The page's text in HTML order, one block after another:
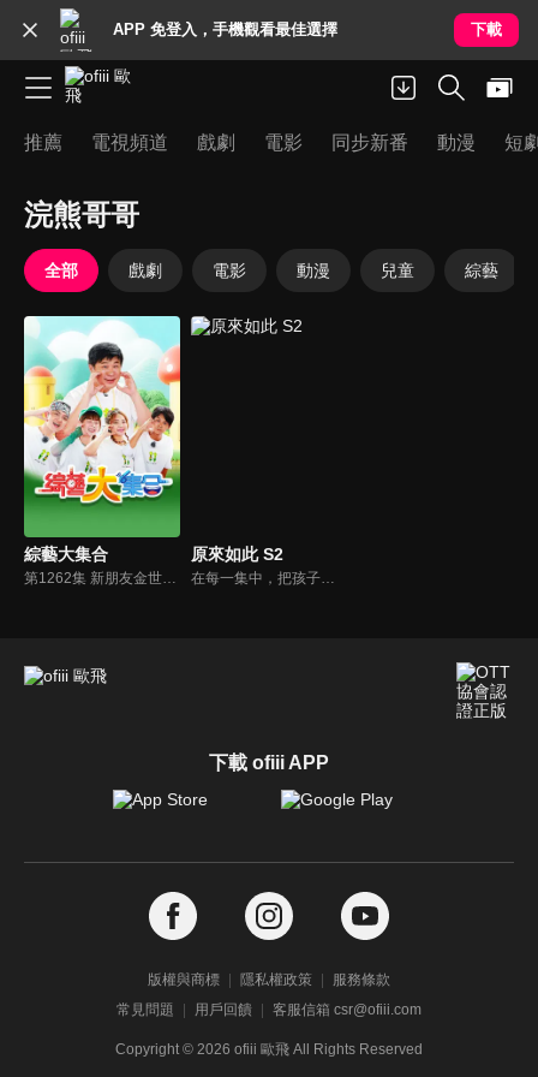
APP 免登入，手機觀看最佳選擇 下載
推薦 電視頻道 戲劇 電影 同步新番 動漫 短
浣熊哥哥
全部 戲劇 電影 動漫 兒童 綜藝
綜藝大集合
第1262集 新朋友金世星來啦！籃籃怎麼會有不認識的啦啦隊?！郭忠祐遭遇強敵?！浣熊哥哥深層不露耍花槍?！藝人：我要驗排跑太快翻車啦要看成績?！(台南市)
原來如此 S2
在每一集中，把孩子在生活中最常遇到的問題，以情境劇的方式解答，並搭配鮮豔的色彩、可愛的動畫元素及哥哥姐姐豐富的表演，吸引孩童目光。除了精彩的節目內容外，也加入客家話生活用語教學，讓孩童在收視節目的過程中，自然而然學會客語。
下載 ofiii APP
版權與商標 隱私權政策
服務條款
常見問題
用戶回饋 客服信箱 csr@ofiii.com
Copyright © 2026 ofiii 歐飛 All Rights Reserved